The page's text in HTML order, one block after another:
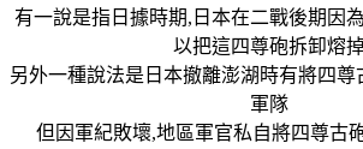
有一說是指日據時期,日本在二戰後期因
以把這四尊砲拆卸熔
另外一種說法是日本撤離澎湖時有將四
軍隊
但因軍紀敗壞,地區軍官私自將四尊古